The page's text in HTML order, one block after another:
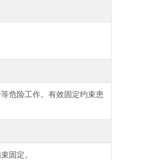
危险工作。有效固定约束患
固定。